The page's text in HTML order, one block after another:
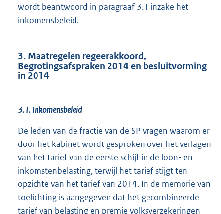
wordt beantwoord in paragraaf 3.1 inzake het
inkomensbeleid.
3. Maatregelen regeerakkoord,
Begrotingsafspraken 2014 en besluitvorming
in 2014
3.1. Inkomensbeleid
De leden van de fractie van de SP vragen waarom er
door het kabinet wordt gesproken over het verlagen
van het tarief van de eerste schijf in de loon- en
inkomstenbelasting, terwijl het tarief stijgt ten
opzichte van het tarief van 2014. In de memorie van
toelichting is aangegeven dat het gecombineerde
tarief van belasting en premie volksverzekeringen